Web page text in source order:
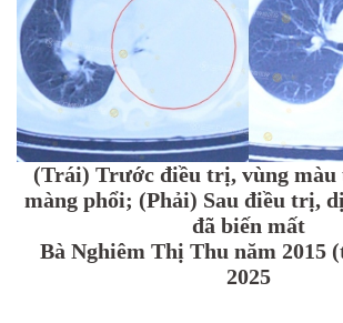
(Trái) Trước điều trị, vùng màu
màng phổi; (Phải) Sau điều trị,
đã biến mất
Bà Nghiêm Thị Thu năm 2015
2025